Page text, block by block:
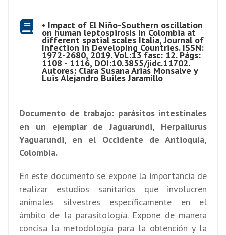
• Impact of El Niño-Southern oscillation
on human leptospirosis in Colombia at
different spatial scales Italia, Journal of
Infection in Developing Countries. ISSN:
1972-2680, 2019. Vol.:13 fasc: 12. Págs:
1108 - 1116, DOI:10.3855/jidc.11702.
Autores: Clara Susana Arias Monsalve y
Luis Alejandro Builes Jaramillo
Documento de trabajo: parásitos intestinales
en un ejemplar de Jaguarundi, Herpailurus
Yaguarundi, en el Occidente de Antioquia,
Colombia.
En este documento se expone la importancia de
realizar estudios sanitarios que involucren
animales silvestres específicamente en el
ámbito de la parasitología. Expone de manera
concisa la metodología para la obtención y la